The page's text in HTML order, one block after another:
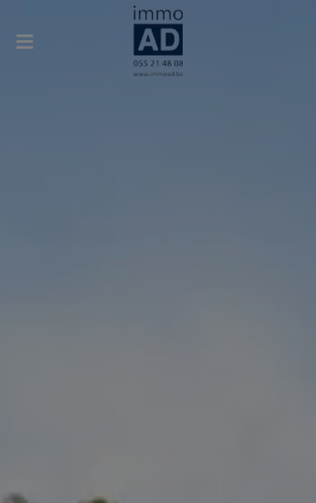
Navigated to Immo AD - Uw vastgoedpartner in Ronse en